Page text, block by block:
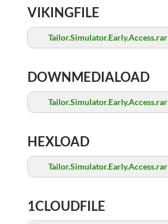
VIKINGFILE
Tailor.Simulator.Early.Access.rar
DOWNMEDIALOAD
Tailor.Simulator.Early.Access.rar
HEXLOAD
Tailor.Simulator.Early.Access.rar
1CLOUDFILE